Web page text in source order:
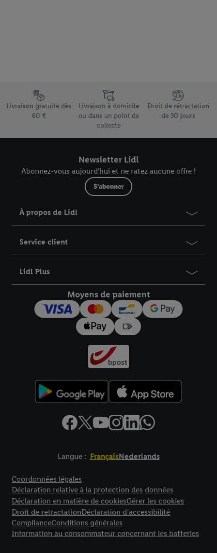
Élément du pied de page avec les différents arguments de
Livraison gratuite dès
60 €
Livraison à domicile
ou dans un point de
collecte
Droit de rétractation
de 30 jours
Newsletter Lidl
Abonnez-vous aujourd'hui et ne ratez aucune offre !
S'abonner
À propos de Lidl
Service client
Lidl Plus
Moyens de paiement
Langue : FrançaisNederlands
Coordonnées légales
Déclaration relative à la protection des données
Déclaration en matière de cookiesGérer les cookies
Droit de retractationDéclaration d’accessibilité
ComplianceConditions générales
Information au consommateur concernant les batteries